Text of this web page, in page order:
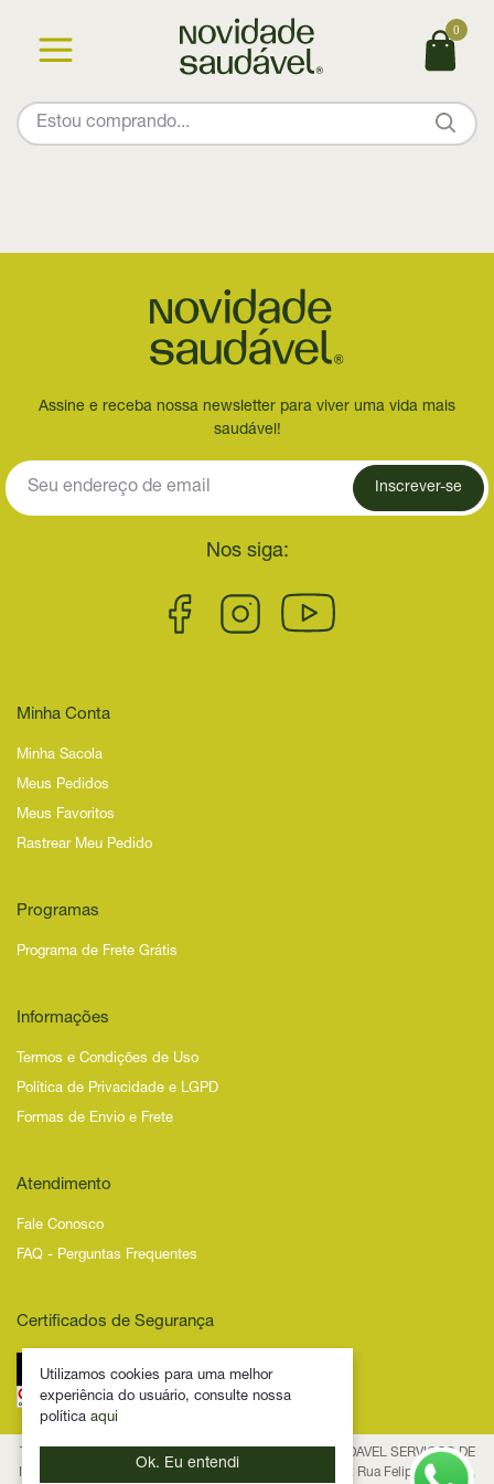
0
Assine e receba nossa newsletter para viver uma vida mais
saudável!
Inscrever-se
Nos siga:
Minha Conta
Minha Sacola
Meus Pedidos
Meus Favoritos
Rastrear Meu Pedido
Programas
Programa de Frete Grátis
Informações
Termos e Condições de Uso
Política de Privacidade e LGPD
Formas de Envio e Frete
Atendimento
Fale Conosco
FAQ - Perguntas Frequentes
Certificados de Segurança
Todos os Direitos Reservados – 2025 – NOVIDADE SAUDAVEL SERVICOS DE
INTERNET LTDA - CNPJ 53.474.116/0001-29 Endereço: Rua Felipe Schmidt,
Utilizamos cookies para uma melhor
experiência do usuário, consulte nossa
política aqui
Ok. Eu entendi